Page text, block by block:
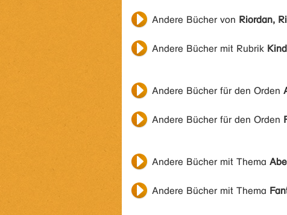
Andere Bücher von Riordan,
Andere Bücher mit Rubrik
Andere Bücher für den Orden
Andere Bücher für den Orden
Andere Bücher mit Thema
Andere Bücher mit Thema